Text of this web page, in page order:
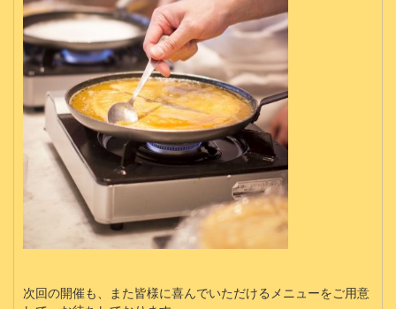
次回の開催も、また皆様に喜んでいただけるメニューをご用意